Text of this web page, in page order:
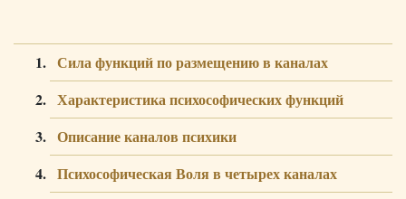
Сила функций по размещению в каналах
Характеристика психософических функций
Описание каналов психики
Психософическая Воля в четырех каналах